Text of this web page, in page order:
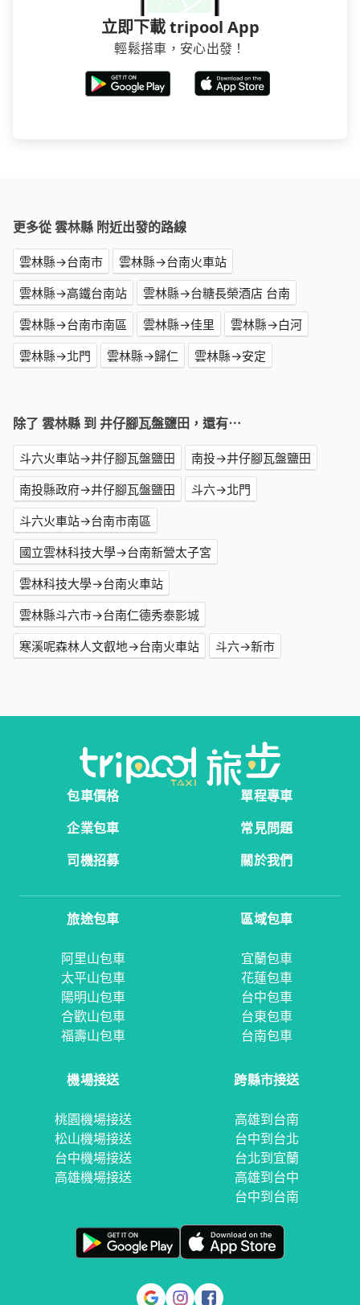
立即下載 tripool App
輕鬆搭車，安心出發！
更多從 雲林縣 附近出發的路線
雲林縣→台南市
雲林縣→台南火車站
雲林縣→高鐵台南站
雲林縣→台糖長榮酒店 台南
雲林縣→台南市南區
雲林縣→佳里
雲林縣→白河
雲林縣→北門
雲林縣→歸仁 雲林縣→安定
除了 雲林縣 到 井仔腳瓦盤鹽田，還有⋯
斗六火車站→井仔腳瓦盤鹽田
南投→井仔腳瓦盤鹽田
南投縣政府→井仔腳瓦盤鹽田
斗六→北門
斗六火車站→台南市南區
國立雲林科技大學→台南新營太子宮
雲林科技大學→台南火車站
雲林縣斗六市→台南仁德秀泰影城
寒溪呢森林人文叡地→台南火車站
斗六→新市
包車價格
單程專車
企業包車
常見問題
司機招募
關於我們
旅途包車
阿里山包車
太平山包車
陽明山包車
合歡山包車
福壽山包車
區域包車
宜蘭包車
花蓮包車
台中包車
台東包車
台南包車
機場接送
桃園機場接送
松山機場接送
台中機場接送
高雄機場接送
跨縣市接送
高雄到台南
台中到台北
台北到宜蘭
高雄到台中
台中到台南